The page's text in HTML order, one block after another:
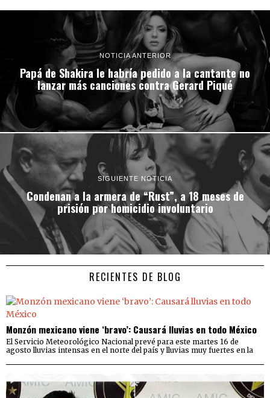
NOTICIA ANTERIOR
Papá de Shakira le habría pedido a la cantante no
lanzar más canciones contra Gerard Piqué
SIGUIENTE NOTICIA
Condenan a la armera de “Rust”, a 18 meses de
prisión por homicidio involuntario
RECIENTES DE BLOG
Monzón mexicano viene ‘bravo’: Causará lluvias en todo México
El Servicio Meteorológico Nacional prevé para este martes 16 de
agosto lluvias intensas en el norte del país y lluvias muy fuertes en la